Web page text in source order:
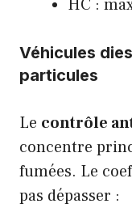
HC :
Véhicules
particules
Le contrôle
concentre
fumées. Le
pas dépasser :